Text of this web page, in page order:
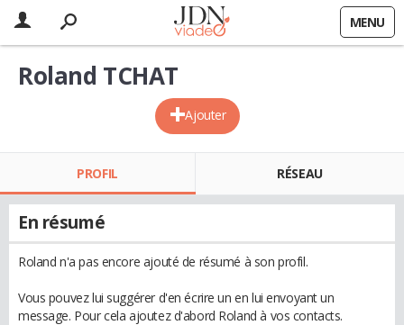
MENU
Ajouter
Roland TCHAT
PROFIL RÉSEAU
En résumé
Roland n'a pas encore ajouté de résumé à son profil.
Vous pouvez lui suggérer d'en écrire un en lui envoyant un
message. Pour cela ajoutez d'abord Roland à vos contacts.